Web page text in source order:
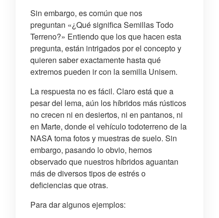
Sin embargo, es común que nos
preguntan «¿Qué significa Semillas Todo
Terreno?» Entiendo que los que hacen esta
pregunta, están intrigados por el concepto y
quieren saber exactamente hasta qué
extremos pueden ir con la semilla Unisem.
La respuesta no es fácil. Claro está que a
pesar del lema, aún los híbridos más rústicos
no crecen ni en desiertos, ni en pantanos, ni
en Marte, donde el vehículo todoterreno de la
NASA toma fotos y muestras de suelo. Sin
embargo, pasando lo obvio, hemos
observado que nuestros híbridos aguantan
más de diversos tipos de estrés o
deficiencias que otras.
Para dar algunos ejemplos: